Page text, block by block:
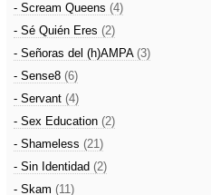
- Scream Queens (4)
- Sé Quién Eres (2)
- Señoras del (h)AMPA (3)
- Sense8 (6)
- Servant (4)
- Sex Education (2)
- Shameless (21)
- Sin Identidad (2)
- Skam (11)